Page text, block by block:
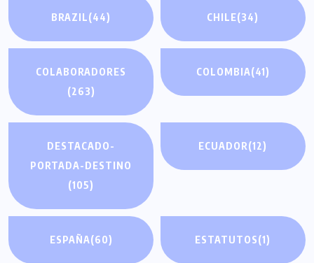
BRAZIL(44) CHILE(34)
COLABORADORES
(263)
COLOMBIA(41)
DESTACADO-
PORTADA-DESTINO
(105)
ECUADOR(12)
ESPAÑA(60) ESTATUTOS(1)